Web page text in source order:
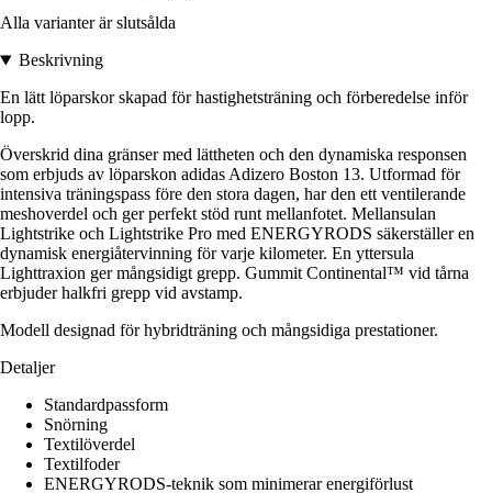
Alla varianter är slutsålda
Beskrivning
En lätt löparskor skapad för hastighetsträning och förberedelse inför
lopp.
Överskrid dina gränser med lättheten och den dynamiska responsen
som erbjuds av löparskon adidas Adizero Boston 13. Utformad för
intensiva träningspass före den stora dagen, har den ett ventilerande
meshoverdel och ger perfekt stöd runt mellanfotet. Mellansulan
Lightstrike och Lightstrike Pro med ENERGYRODS säkerställer en
dynamisk energiåtervinning för varje kilometer. En yttersula
Lighttraxion ger mångsidigt grepp. Gummit Continental™ vid tårna
erbjuder halkfri grepp vid avstamp.
Modell designad för hybridträning och mångsidiga prestationer.
Detaljer
Standardpassform
Snörning
Textilöverdel
Textilfoder
ENERGYRODS-teknik som minimerar energiförlust